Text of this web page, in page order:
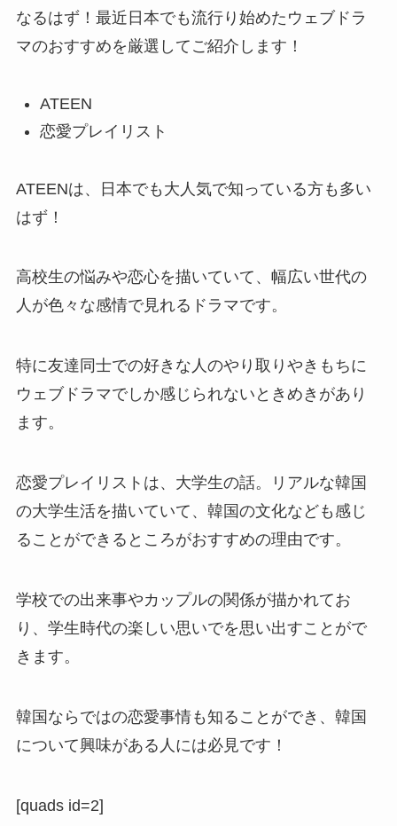
なるはず！最近日本でも流行り始めたウェブドラ
マのおすすめを厳選してご紹介します！
ATEEN
恋愛プレイリスト
ATEENは、日本でも大人気で知っている方も多い
はず！
高校生の悩みや恋心を描いていて、幅広い世代の
人が色々な感情で見れるドラマです。
特に友達同士での好きな人のやり取りやきもちに
ウェブドラマでしか感じられないときめきがあり
ます。
恋愛プレイリストは、大学生の話。リアルな韓国
の大学生活を描いていて、韓国の文化なども感じ
ることができるところがおすすめの理由です。
学校での出来事やカップルの関係が描かれてお
り、学生時代の楽しい思いでを思い出すことがで
きます。
韓国ならではの恋愛事情も知ることができ、韓国
について興味がある人には必見です！
[quads id=2]